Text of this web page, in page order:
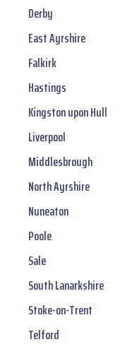
Derby
East Ayrshire
Falkirk
Hastings
Kingston upon Hull
Liverpool
Middlesbrough
North Ayrshire
Nuneaton
Poole
Sale
South Lanarkshire
Stoke-on-Trent
Telford